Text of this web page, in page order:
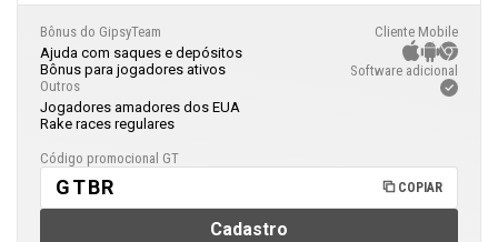
Bônus do GipsyTeam
Ajuda com saques e depósitos
Bônus para jogadores ativos
Outros
Jogadores amadores dos EUA
Rake races regulares
Cliente Mobile
Software adicional
Código promocional GT
GTBR COPIAR
Cadastro